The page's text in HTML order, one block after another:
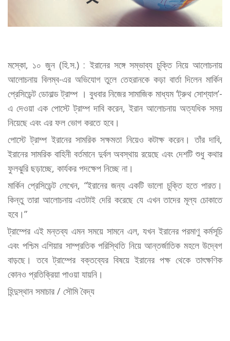
মস্কো, ১০ জুন (হি.স.) : ইরানের সঙ্গে সম্ভাব্য চুক্তি নিয়ে আলোচনায়
আলোচনায় বিলম্ব-এর অভিযোগ তুলে তেহরানকে কড়া বার্তা দিলেন মার্কিন
প্রেসিডেন্ট ডোনাল্ড ট্রাম্প । বুধবার নিজের সামাজিক মাধ্যম ‘ট্রুথ সোশ্যাল’-
এ দেওয়া এক পোস্টে ট্রাম্প দাবি করেন, ইরান আলোচনায় অত্যধিক সময়
নিয়েছে এবং এর ফল ভোগ করতে হবে।
পোস্টে ট্রাম্প ইরানের সামরিক সক্ষমতা নিয়েও কটাক্ষ করেন। তাঁর দাবি,
ইরানের সামরিক বাহিনী বর্তমানে দুর্বল অবস্থায় রয়েছে এবং দেশটি শুধু কথার
ফুলঝুরি ছড়াচ্ছে, কার্যকর পদক্ষেপ নিচ্ছে না।
মার্কিন প্রেসিডেন্ট লেখেন, “ইরানের জন্য একটি ভালো চুক্তি হতে পারত।
কিন্তু তারা আলোচনায় এতটাই দেরি করেছে যে এখন তাদের মূল্য চোকাতে
হবে।”
ট্রাম্পের এই মন্তব্য এমন সময়ে সামনে এল, যখন ইরানের পরমাণু কর্মসূচি
এবং পশ্চিম এশিয়ার সাম্প্রতিক পরিস্থিতি নিয়ে আন্তর্জাতিক মহলে উদ্বেগ
বাড়ছে। তবে ট্রাম্পের বক্তব্যের বিষয়ে ইরানের পক্ষ থেকে তাৎক্ষণিক
কোনও প্রতিক্রিয়া পাওয়া যায়নি।
হিন্দুস্থান সমাচার / সৌমি বৈদ্য